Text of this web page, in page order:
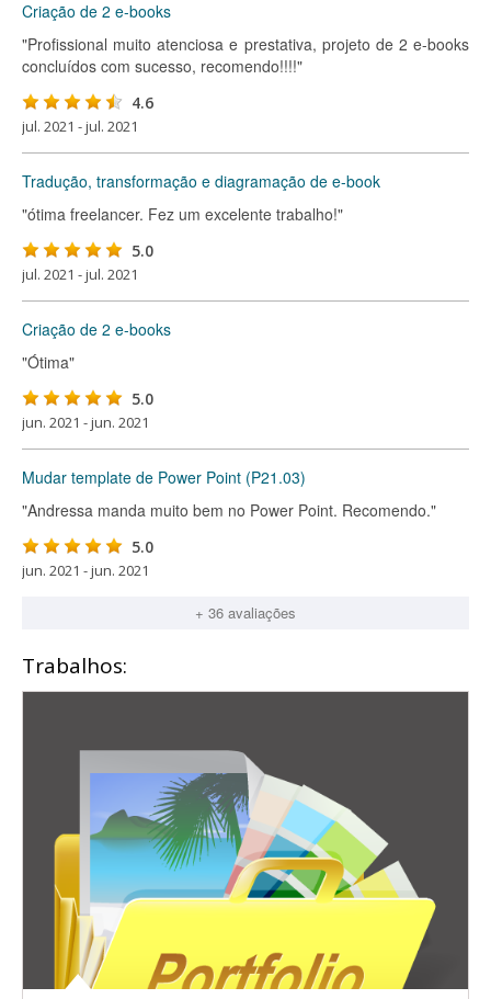
Criação de 2 e-books
"Profissional muito atenciosa e prestativa, projeto de 2 e-books
concluídos com sucesso, recomendo!!!!"
4.6
jul. 2021 - jul. 2021
Tradução, transformação e diagramação de e-book
"ótima freelancer. Fez um excelente trabalho!"
5.0
jul. 2021 - jul. 2021
Criação de 2 e-books
"Ótima"
5.0
jun. 2021 - jun. 2021
Mudar template de Power Point (P21.03)
"Andressa manda muito bem no Power Point. Recomendo."
5.0
jun. 2021 - jun. 2021
+ 36 avaliações
Trabalhos: